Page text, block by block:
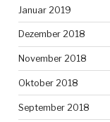
Januar 2019
Dezember 2018
November 2018
Oktober 2018
September 2018